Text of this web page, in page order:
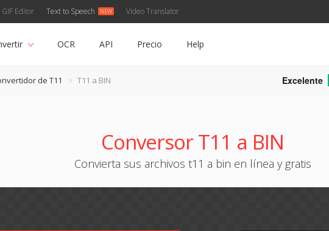
GIF Editor Text to Speech Video Translator
OCR API Precio Help
de T11 T11 a BIN Excelente
Conversor T11 a BIN
Convierta sus archivos t11 a bin en línea y gratis